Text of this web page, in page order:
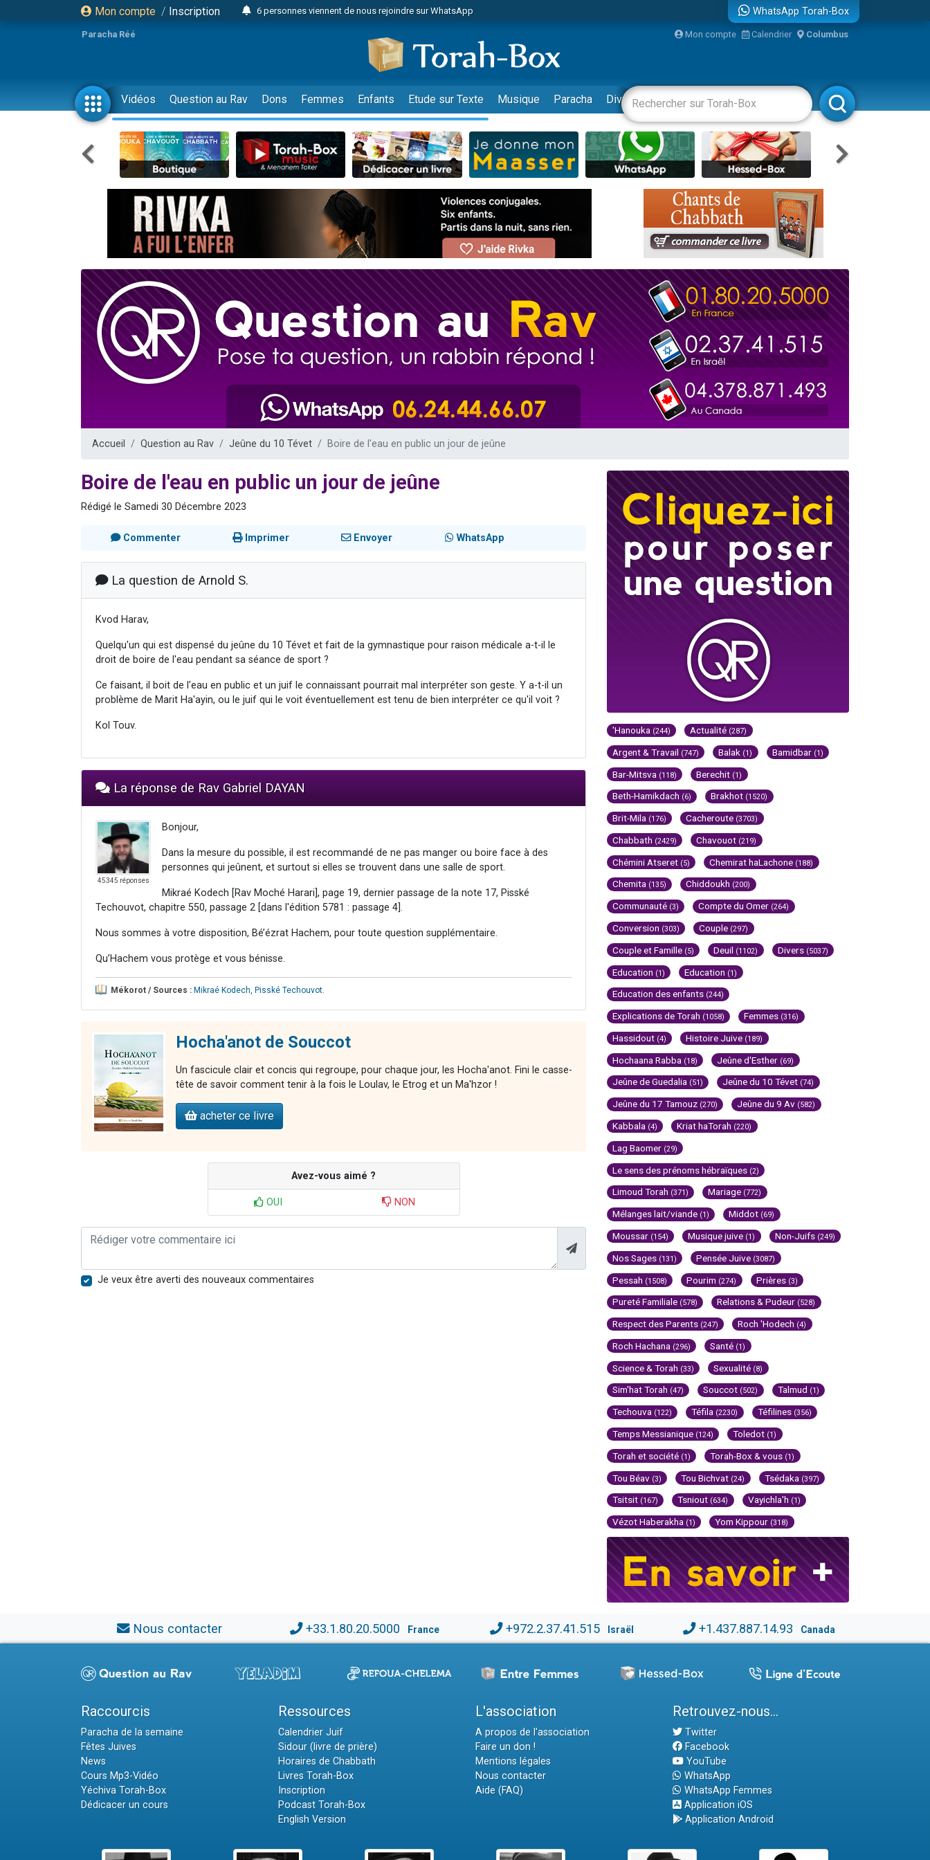
Mon compte / Inscription
6 personnes viennent de nous rejoindre sur WhatsApp
2 personnes viennent de faire un don pour 1 Journée de Vacances Pour les Enfants
17 personnes viennent de demander une bénédiction
4 personnes viennent de nous rejoindre sur WhatsApp
Il reste 49 places pour étudier en groupe sur Zoom
23 personnes viennent de faire un don pour Diane, 80 ans, dans un appartement insalubre
Eva vient de donner son Maasser
4 personnes viennent de nous rejoindre sur WhatsApp
3 personnes viennent de nous rejoindre sur WhatsApp
3 personnes viennent de faire un don pour 5 jours de vacances aux Orphelins
Odaya vient de donner son Maasser
13 personnes viennent de demander une bénédiction
2 personnes viennent de nous rejoindre sur WhatsApp
30 personnes viennent de faire un don pour Sauvez la jambe de Yohan
Il reste 49 places pour étudier en groupe sur Zoom
3 personnes viennent de nous rejoindre sur WhatsApp
2 personnes viennent de nous rejoindre sur WhatsApp
2 personnes viennent de nous rejoindre sur WhatsApp
WhatsApp Torah-Box
Paracha Réé Mon compte Calendrier Columbus
Vidéos Question au Rav Dons Femmes Enfants Etude sur Texte Musique Paracha Divertissements Livres Rabbanim
Accueil Question au Rav Jeûne du 10 Tévet Boire de l'eau en public un jour de jeûne
Boire de l'eau en public un jour de jeûne
Rédigé le Samedi 30 Décembre 2023
Commenter Imprimer Envoyer WhatsApp
La question de Arnold S.
Kvod Harav,
Quelqu'un qui est dispensé du jeûne du 10 Tévet et fait de la gymnastique pour raison médicale a-t-il le
droit de boire de l'eau pendant sa séance de sport ?
Ce faisant, il boit de l'eau en public et un juif le connaissant pourrait mal interpréter son geste. Y a-t-il un
problème de Marit Ha'ayin, ou le juif qui le voit éventuellement est tenu de bien interpréter ce qu'il voit ?
Kol Touv.
La réponse de Rav Gabriel DAYAN
45345 réponses
Bonjour,
Dans la mesure du possible, il est recommandé de ne pas manger ou boire face à des
personnes qui jeûnent, et surtout si elles se trouvent dans une salle de sport.
Mikraé Kodech [Rav Moché Harari], page 19, dernier passage de la note 17, Pisské
Techouvot, chapitre 550, passage 2 [dans l'édition 5781 : passage 4].
Nous sommes à votre disposition, Bé’ézrat Hachem, pour toute question supplémentaire.
Qu’Hachem vous protège et vous bénisse.
Mékorot / Sources : Mikraé Kodech Pisské Techouvot
Hocha'anot de Souccot
Un fascicule clair et concis qui regroupe, pour chaque jour, les Hocha'anot. Fini le casse-
tête de savoir comment tenir à la fois le Loulav, le Etrog et un Ma'hzor !
acheter ce livre
Avez-vous aimé ?
OUI NON
Je veux être averti des nouveaux commentaires
'Hanouka (244) Actualité (287)
Argent & Travail (747) Balak (1) Bamidbar (1)
Bar-Mitsva (118) Berechit (1)
Beth-Hamikdach (6) Brakhot (1520)
Brit-Mila (176) Cacheroute (3703)
Chabbath (2429) Chavouot (219)
Chémini Atseret (5) Chemirat haLachone (188)
Chemita (135) Chiddoukh (200)
Communauté (3) Compte du Omer (264)
Conversion (303) Couple (297)
Couple et Famille (5) Deuil (1102) Divers (5037)
Education (1) Education (1)
Education des enfants (244)
Explications de Torah (1058) Femmes (316)
Hassidout (4) Histoire Juive (189)
Hochaana Rabba (18) Jeûne d'Esther (69)
Jeûne de Guedalia (51) Jeûne du 10 Tévet (74)
Jeûne du 17 Tamouz (270) Jeûne du 9 Av (582)
Kabbala (4) Kriat haTorah (220)
Lag Baomer (29)
Le sens des prénoms hébraïques (2)
Limoud Torah (371) Mariage (772)
Mélanges lait/viande (1) Middot (69)
Moussar (154) Musique juive (1) Non-Juifs (249)
Nos Sages (131) Pensée Juive (3087)
Pessah (1508) Pourim (274) Prières (3)
Pureté Familiale (578) Relations & Pudeur (528)
Respect des Parents (247) Roch 'Hodech (4)
Roch Hachana (296) Santé (1)
Science & Torah (33) Sexualité (8)
Sim'hat Torah (47) Souccot (502) Talmud (1)
Techouva (122) Téfila (2230) Téfilines (356)
Temps Messianique (124) Toledot (1)
Torah et société (1) Torah-Box & vous (1)
Tou Béav (3) Tou Bichvat (24) Tsédaka (397)
Tsitsit (167) Tsniout (634) Vayichla'h (1)
Vézot Haberakha (1) Yom Kippour (318)
Nous contacter +33.1.80.20.5000 France +972.2.37.41.515 Israël +1.437.887.14.93 Canada
Raccourcis
Paracha de la semaine
Fêtes Juives
News
Cours Mp3-Vidéo
Yéchiva Torah-Box
Dédicacer un cours
Ressources
Calendrier Juif
Sidour (livre de prière)
Horaires de Chabbath
Livres Torah-Box
Inscription
Podcast Torah-Box
English Version
L'association
A propos de l'association
Faire un don !
Mentions légales
Nous contacter
Aide (FAQ)
Retrouvez-nous...
Twitter
Facebook
YouTube
WhatsApp
WhatsApp Femmes
Application iOS
Application Android